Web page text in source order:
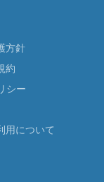
方針
約
シー
用について